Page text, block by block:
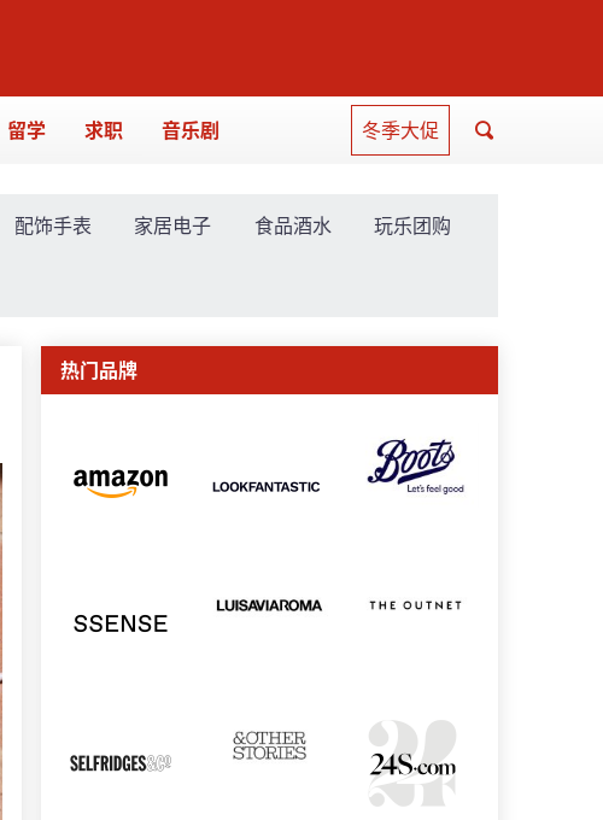
留学 求职 音乐剧 冬季大促
配饰手表 家居电子 食品酒水 玩乐团购
热门品牌